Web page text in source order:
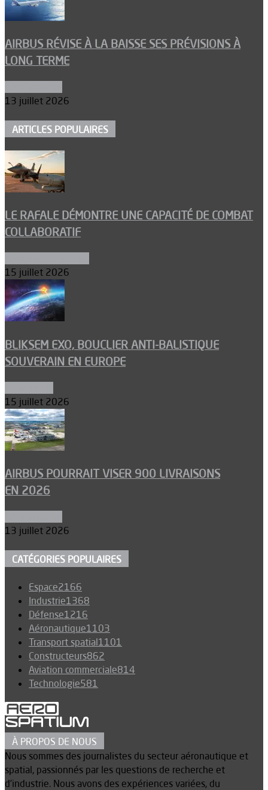
AIRBUS RÉVISE À LA BAISSE SES PRÉVISIONS À
LONG TERME
13 juillet 2026
ARTICLES POPULAIRES
LE RAFALE DÉMONTRE UNE CAPACITÉ DE COMBAT
COLLABORATIF
15 juillet 2026
BLIKSEM EXO, BOUCLIER ANTI-BALISTIQUE
SOUVERAIN EN EUROPE
15 juillet 2026
AIRBUS POURRAIT VISER 900 LIVRAISONS
EN 2026
13 juillet 2026
CATÉGORIES POPULAIRES
Espace2166
Industrie1368
Défense1216
Aéronautique1103
Transport spatial1101
Constructeurs862
Aviation commerciale814
Technologie581
À PROPOS DE NOUS
Nous sommes des journalistes du secteur aéronautique et
spatial, passionnés par les questions de recherche et
d’industrie. Nous avons des expériences variées, du